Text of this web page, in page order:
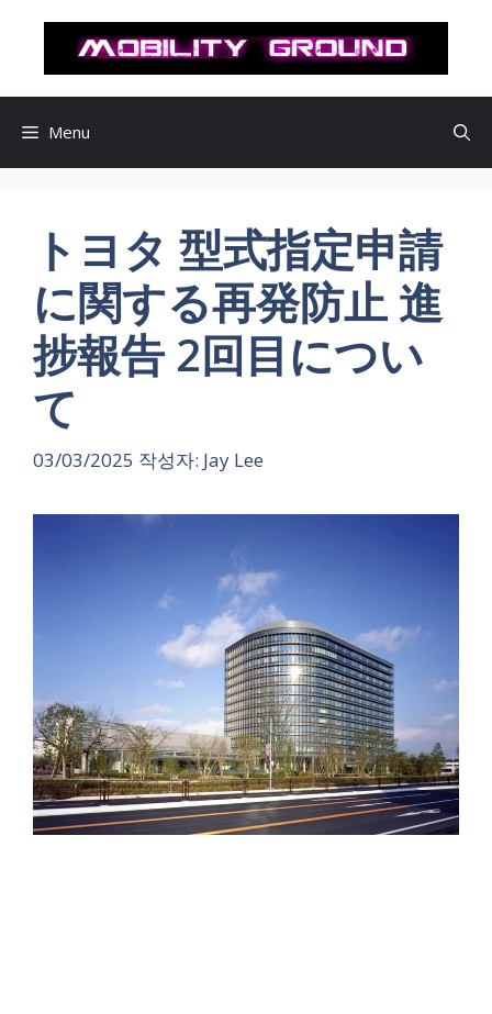
로
Menu
トヨタ 型式指定申請
に関する再発防止 進
捗報告 2回目につい
て
03/03/2025 작성자: Jay Lee